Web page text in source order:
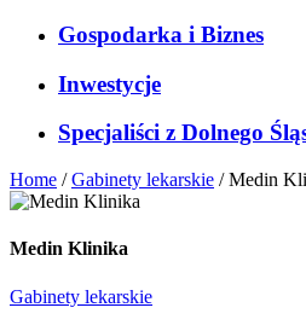
Gospodarka i Biznes
Inwestycje
Specjaliści z Dolnego
Home /Gabinety lekarskie /Medin
Medin Klinika
Gabinety lekarskie